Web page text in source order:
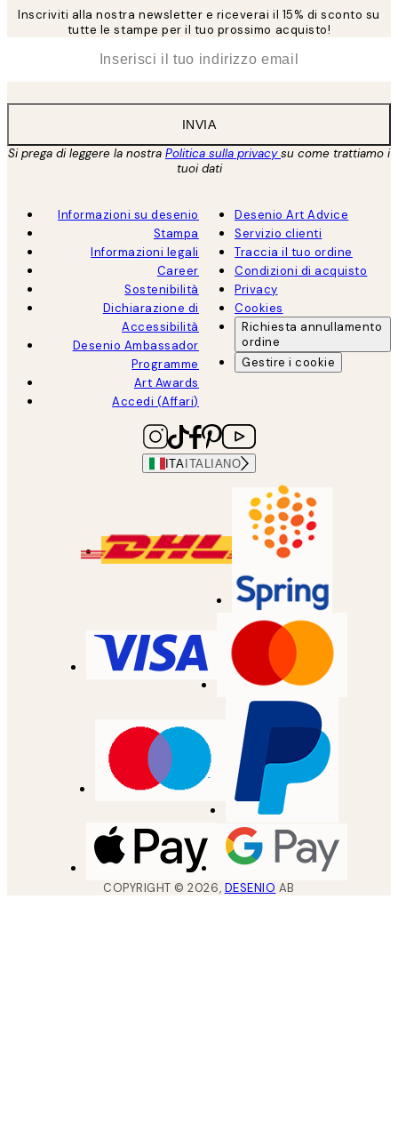
Inscriviti alla nostra newsletter e riceverai il 15% di sconto su
tutte le stampe per il tuo prossimo acquisto!
INVIA
Si prega di leggere la nostra Politica sulla privacysu come trattiamo i
tuoi dati
Informazioni su desenio
Stampa
Informazioni legali
Career
Sostenibilità
Dichiarazione di
Accessibilità
Desenio Ambassador
Programme
Art Awards
Accedi (Affari)
Desenio Art Advice
Servizio clienti
Traccia il tuo ordine
Condizioni di acquisto
Privacy
Cookies
Richiesta annullamento
ordine
Gestire i cookie
ITA ITALIANO
COPYRIGHT ©2026, DESENIO AB